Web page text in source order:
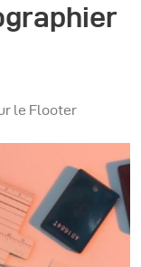
le Flooter